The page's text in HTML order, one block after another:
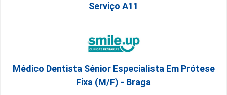
Serviço A11
Médico Dentista Sénior Especialista Em Prótese
Fixa (M/F) - Braga